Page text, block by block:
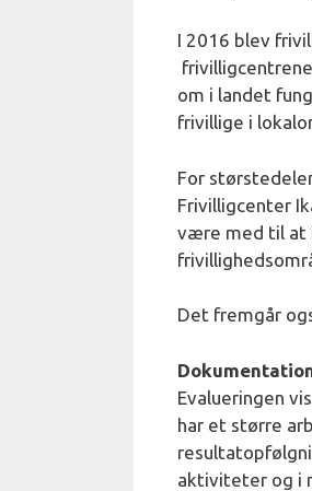
I 2016 blev
om i landet
frivillige i
For
Frivilligcenter
være med til at
Det fremgår
Evalueringen
har et større
aktiviteter og i